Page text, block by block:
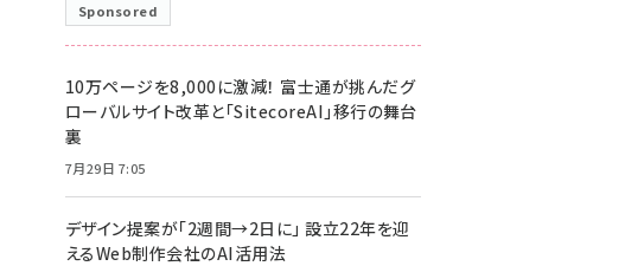
Sponsored
10万ページを8,000に激減！ 富士通が挑んだグ
ローバルサイト改革と「SitecoreAI」移行の舞台
裏
7月29日 7:05
デザイン提案が「2週間→2日に」 設立22年を迎
えるWeb制作会社のAI活用法